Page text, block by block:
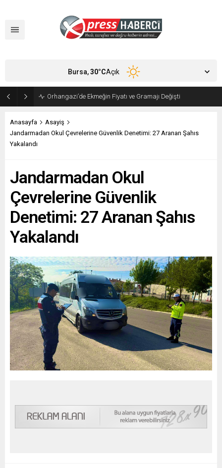
Orhangazi’de Ekmeğin Fiyatı ve Gramajı Değişti
Bursa,30°CAçık
Anasayfa
Asayiş
Jandarmadan Okul Çevrelerine Güvenlik Denetimi: 27 Aranan Şahıs
Yakalandı
Jandarmadan Okul
Çevrelerine Güvenlik
Denetimi: 27 Aranan Şahıs
Yakalandı